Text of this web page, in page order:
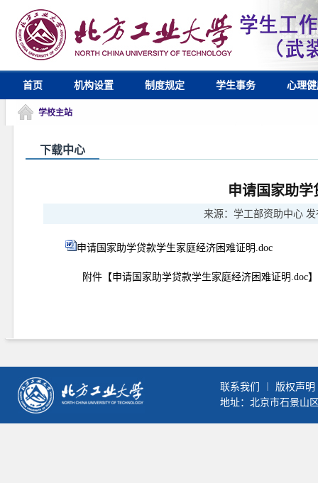
首页 机构设置 制度规定 学生事务 心理
学校主站
下载中心
申请国家助
来源： 学工部资助中心 发
申请国家助学贷款学生家庭经济困难证明.doc
附件【申请国家助学贷款学生家庭经济困难证明.doc
联系我们 版权声明
地址：北京市石景山